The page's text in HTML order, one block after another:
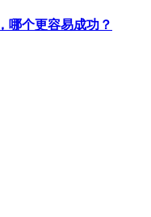
哪个更容易成功？